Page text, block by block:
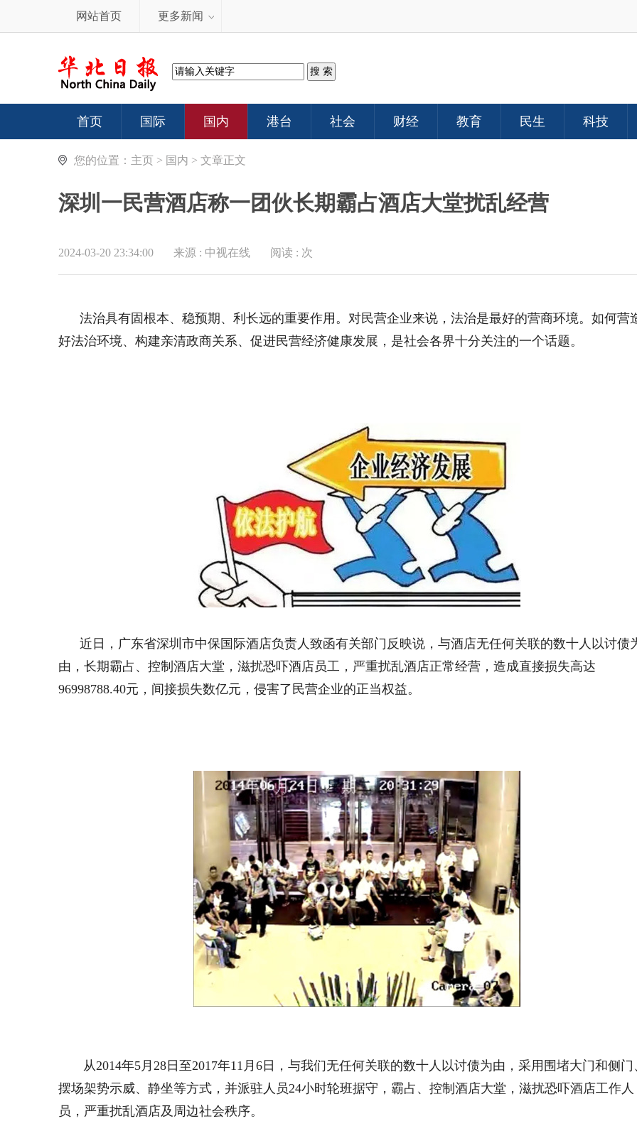
网站首页 更多新闻
首页 国际 国内 港台 社会 财经 教育 民生 科技
您的位置： 主页 > 国内 > 文章正文
深圳一民营酒店称一团伙长期霸占酒店大堂扰乱经营
2024-03-20 23:34:00 来源 : 中视在线 阅读 : 次
法治具有固根本、稳预期、利长远的重要作用。对民营企业来说，法治是最好的营商环境。如何营
好法治环境、构建亲清政商关系、促进民营经济健康发展，是社会各界十分关注的一个话题。
近日，广东省深圳市中保国际酒店负责人致函有关部门反映说，与酒店无任何关联的数十人以讨债
由，长期霸占、控制酒店大堂，滋扰恐吓酒店员工，严重扰乱酒店正常经营，造成直接损失高达
96998788.40元，间接损失数亿元，侵害了民营企业的正当权益。
从2014年5月28日至2017年11月6日，与我们无任何关联的数十人以讨债为由，采用围堵大门和侧门
摆场架势示威、静坐等方式，并派驻人员24小时轮班据守，霸占、控制酒店大堂，滋扰恐吓酒店工作人
员，严重扰乱酒店及周边社会秩序。